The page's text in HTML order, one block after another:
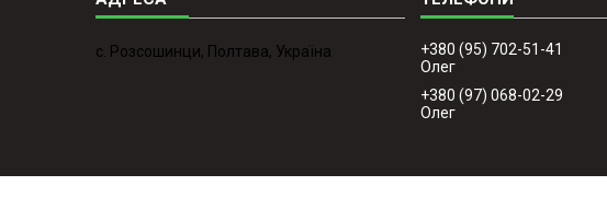
с. Розсошинци, Полтава, Україна
+380 (95) 702-51-41
Олег
+380 (97) 068-02-29
Олег